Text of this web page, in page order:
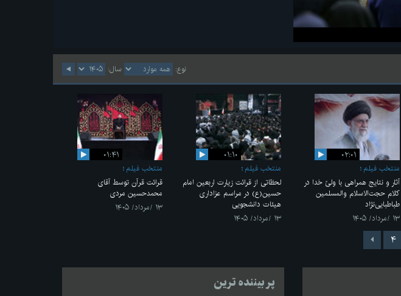
نوع: سال:
۰۲:۰۱
منتخب فیلم
آثار و نتایج همراهی با ولیّ خدا در
کلام حجت‌الاسلام والمسلمین
طباطبایی‌نژاد
۱۳ /مرداد/ ۱۴۰۵
۰۱:۱۰
منتخب فیلم
لحظاتی از قرائت زیارت اربعین امام
حسین(ع) در مراسم عزاداری
هیئات دانشجویی
۱۳ /مرداد/ ۱۴۰۵
۰۱:۴۱
منتخب فیلم
قرائت قرآن توسط آقای
محمدحسین مردی
۱۳ /مرداد/ ۱۴۰۵
۴
پر بیننده ترین